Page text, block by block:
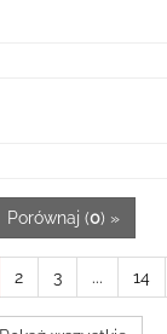
Porównaj (0) »
2 3 ... 14